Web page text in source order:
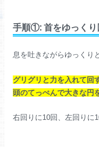
手順①: 首をゆっくり
息を吐きながらゆっくり
グリグリと力を入れて回
頭のてっぺんで大きな円
右回りに10回、左回りに